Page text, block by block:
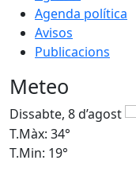
Agenda política
Avisos
Publicacions
Meteo
Dissabte, 8 d’agost
T.Màx: 34°
T.Min: 19°